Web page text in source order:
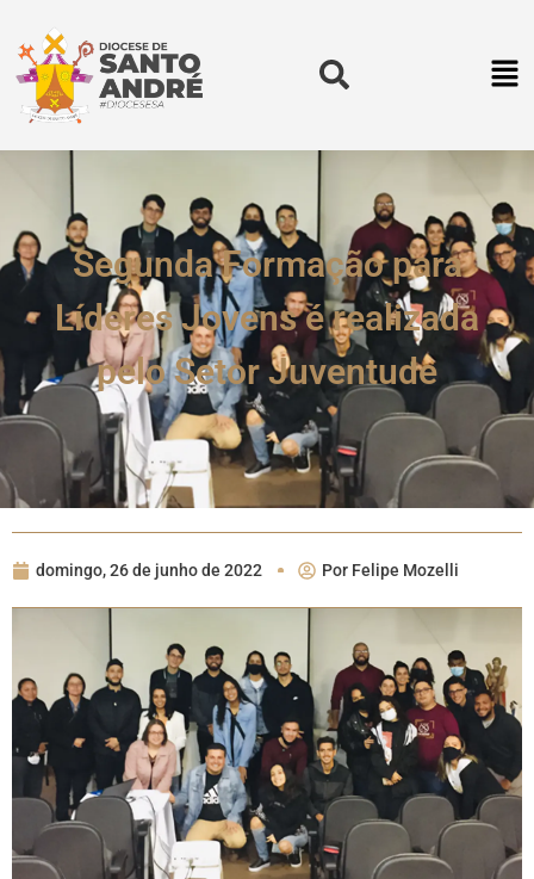
Segunda Formação para
Líderes Jovens é realizada
pelo Setor Juventude
domingo, 26 de junho de 2022 Por Felipe Mozelli